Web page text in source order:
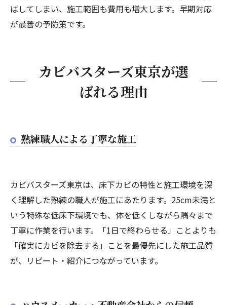
ばしてしまい、施工範囲も費用も増大します。早期対応
が最善の予防策です。
カビバスターズ東京が選
ばれる理由
熟練職人による丁寧な施工
カビバスターズ東京は、床下カビの特性と施工環境を深
く理解した熟練の職人が施工にあたります。25cm未満と
いう特殊な低床下環境でも、体を低くしながら隅々まで
丁寧に作業を行います。「1日で終わらせる」ことよりも
「確実にカビを除去する」ことを最優先にした施工品質
が、リピート・紹介につながっています。